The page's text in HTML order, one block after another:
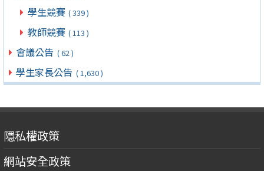
學生競賽 ( 339 )
教師競賽 ( 113 )
會議公告 ( 62 )
學生家長公告 ( 1,630 )
隱私權政策
網站安全政策